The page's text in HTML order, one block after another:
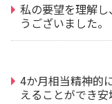
私の要望を理解
うございました。
4か月相当精神的
えることができ安